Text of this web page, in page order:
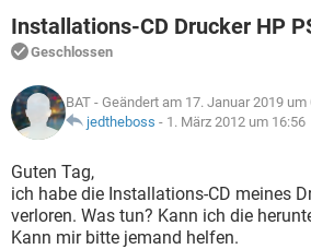
WHATSAPP TIKTOK
FACEBOOK
WINDOWS 10
WHATSAPP
FACEBOOK
SPIELE
ANDROID
WINDOWS 10
WHATSAPP
FACEBOOK
FORUM
SPIELE
ANDROID IOS
WHATSAPP TIKTOK
FACEBOOK
LEXIKON
SPIELE
ANDROID
WINDOWS 10
Installations-CD Drucker HP
Geschlossen
BAT - Geändert am 17. Januar 2019 um
jedtheboss - 1. März 2012 um 16:56
Guten Tag,
ich habe die Installations-CD meines
verloren. Was tun? Kann ich die
Kann mir bitte jemand helfen.